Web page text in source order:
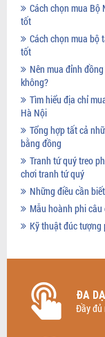
Cách chọn mua Bộ
tốt
Cách chọn mua bộ
tốt
Nên mua đỉnh
không?
Tìm hiểu địa chỉ
Hà Nội
Tổng hợp tất cả
bằng đồng
Tranh tứ quý treo
chơi tranh tứ quý
Những điều cần
Mẫu hoành phi
Kỹ thuật đúc tượng
ĐA
Đầy đủ